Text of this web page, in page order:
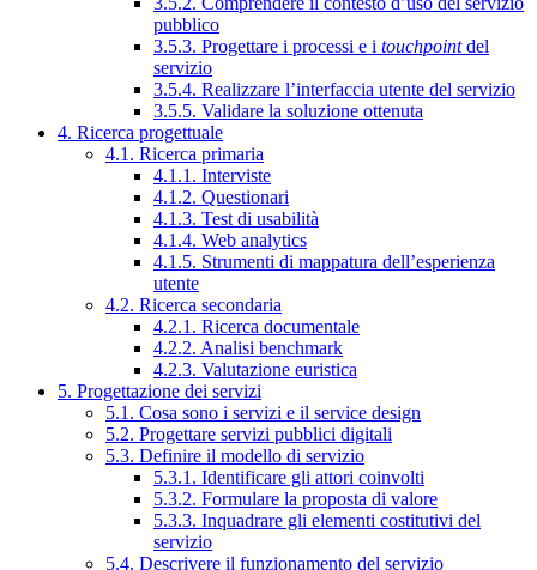
pubblico
3.5.3. Progettare i processi e i touchpointdel
servizio
3.5.4. Realizzare l’interfaccia utente del servizio
3.5.5. Validare la soluzione ottenuta
4. Ricerca progettuale
4.1. Ricerca primaria
4.1.1. Interviste
4.1.2. Questionari
4.1.3. Test di usabilità
4.1.4. Web analytics
4.1.5. Strumenti di mappatura dell’esperienza
utente
4.2. Ricerca secondaria
4.2.1. Ricerca documentale
4.2.2. Analisi benchmark
4.2.3. Valutazione euristica
5. Progettazione dei servizi
5.1. Cosa sono i servizi e il service design
5.2. Progettare servizi pubblici digitali
5.3. Definire il modello di servizio
5.3.1. Identificare gli attori coinvolti
5.3.2. Formulare la proposta di valore
5.3.3. Inquadrare gli elementi costitutivi del
servizio
5.4. Descrivere il funzionamento del servizio